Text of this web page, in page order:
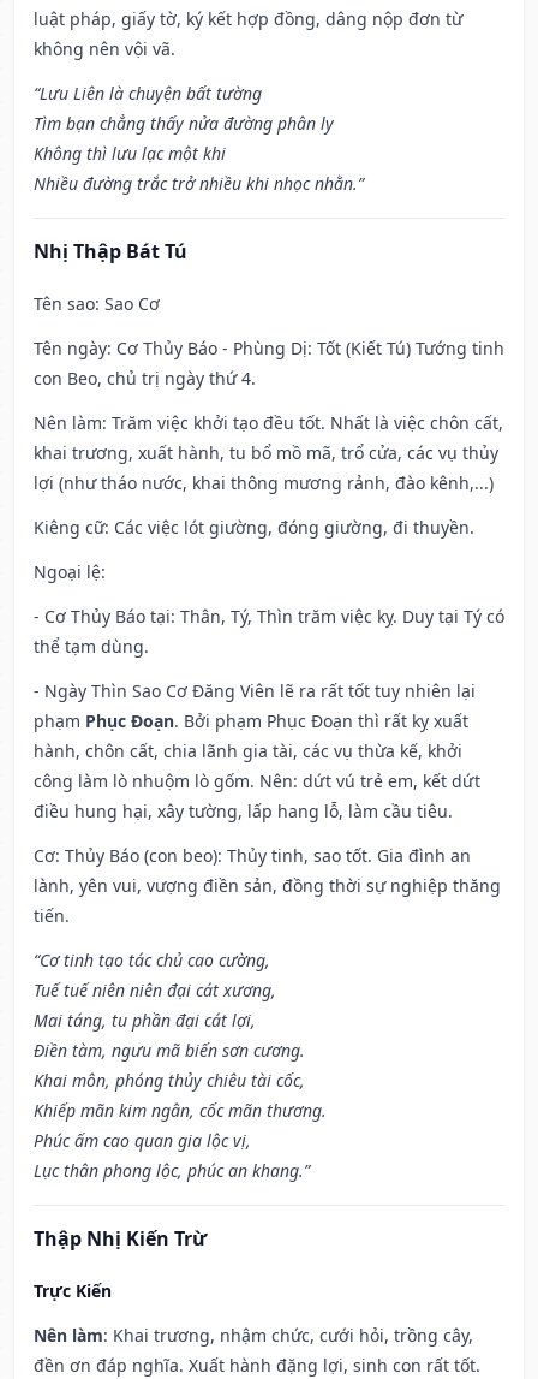
luật pháp, giấy tờ, ký kết hợp đồng, dâng nộp đơn từ
không nên vội vã.
“Lưu Liên là chuyện bất tường
Tìm bạn chẳng thấy nửa đường phân ly
Không thì lưu lạc một khi
Nhiều đường trắc trở nhiều khi nhọc nhằn.”
Nhị Thập Bát Tú
Tên sao: Sao Cơ
Tên ngày: Cơ Thủy Báo - Phùng Dị: Tốt (Kiết Tú) Tướng tinh
con Beo, chủ trị ngày thứ 4.
Nên làm: Trăm việc khởi tạo đều tốt. Nhất là việc chôn cất,
khai trương, xuất hành, tu bổ mồ mã, trổ cửa, các vụ thủy
lợi (như tháo nước, khai thông mương rảnh, đào kênh,...)
Kiêng cữ: Các việc lót giường, đóng giường, đi thuyền.
Ngoại lệ:
- Cơ Thủy Báo tại: Thân, Tý, Thìn trăm việc kỵ. Duy tại Tý có
thể tạm dùng.
- Ngày Thìn Sao Cơ Đăng Viên lẽ ra rất tốt tuy nhiên lại
phạm Phục Đoạn. Bởi phạm Phục Đoạn thì rất kỵ xuất
hành, chôn cất, chia lãnh gia tài, các vụ thừa kế, khởi
công làm lò nhuộm lò gốm. Nên: dứt vú trẻ em, kết dứt
điều hung hại, xây tường, lấp hang lỗ, làm cầu tiêu.
Cơ: Thủy Báo (con beo): Thủy tinh, sao tốt. Gia đình an
lành, yên vui, vượng điền sản, đồng thời sự nghiệp thăng
tiến.
“Cơ tinh tạo tác chủ cao cường,
Tuế tuế niên niên đại cát xương,
Mai táng, tu phần đại cát lợi,
Điền tàm, ngưu mã biến sơn cương.
Khai môn, phóng thủy chiêu tài cốc,
Khiếp mãn kim ngân, cốc mãn thương.
Phúc ấm cao quan gia lộc vị,
Lục thân phong lộc, phúc an khang.”
Thập Nhị Kiến Trừ
Trực Kiến
Nên làm: Khai trương, nhậm chức, cưới hỏi, trồng cây,
đền ơn đáp nghĩa. Xuất hành đặng lợi, sinh con rất tốt.